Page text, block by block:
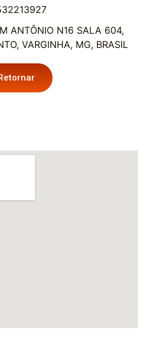
ANTÔNIO N16 SALA 604,
VARGINHA, MG, BRASIL